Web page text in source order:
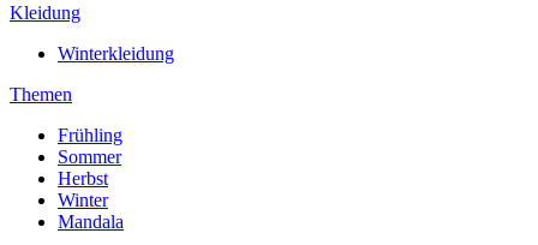
Kleidung
Winterkleidung
Themen
Frühling
Sommer
Herbst
Winter
Mandala